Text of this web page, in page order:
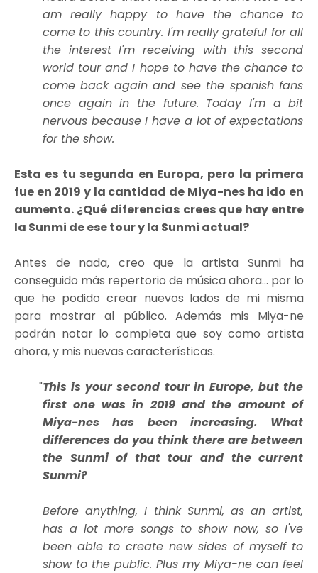
am really happy to have the chance to
come to this country. I'm really grateful for all
the interest I'm receiving with this second
world tour and I hope to have the chance to
come back again and see the spanish fans
once again in the future. Today I'm a bit
nervous because I have a lot of expectations
for the show.
Esta es tu segunda en Europa, pero la primera
fue en 2019 y la cantidad de Miya-nes ha ido en
aumento. ¿Qué diferencias crees que hay entre
la Sunmi de ese tour y la Sunmi actual?
Antes de nada, creo que la artista Sunmi ha
conseguido más repertorio de música ahora... por lo
que he podido crear nuevos lados de mi misma
para mostrar al público. Además mis Miya-ne
podrán notar lo completa que soy como artista
ahora, y mis nuevas características.
This is your second tour in Europe, but the
first one was in 2019 and the amount of
Miya-nes has been increasing. What
differences do you think there are between
the Sunmi of that tour and the current
Sunmi?
Before anything, I think Sunmi, as an artist,
has a lot more songs to show now, so I've
been able to create new sides of myself to
show to the public. Plus my Miya-ne can feel